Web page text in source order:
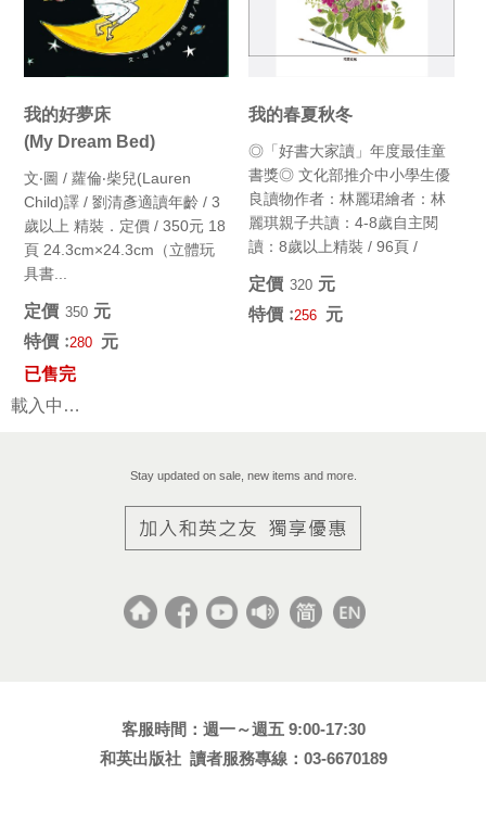
我的好夢床
(My Dream Bed)
文‧圖 / 蘿倫‧柴兒(Lauren
Child)譯 / 劉清彥適讀年齡 / 3
歲以上 精裝．定價 / 350元 18
頁 24.3cm×24.3cm（立體玩
具書...
定價﹕350 元
特價﹕280
元
已售完
我的春夏秋冬
◎「好書大家讀」年度最佳童
書獎◎ 文化部推介中小學生優
良讀物作者：林麗珺繪者：林
麗琪親子共讀：4-8歲自主閱
讀：8歲以上精裝 / 96頁 /
定價﹕320 元
特價﹕256 元
載入中…
Stay updated on sale, new items and more.
客服時間：週一～週五 9:00-17:30
和英出版社 讀者服務專線：03-6670189